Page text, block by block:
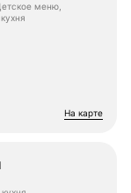
меню,
на карте